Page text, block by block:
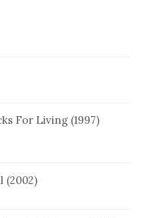
For Living (1997)
(2002)